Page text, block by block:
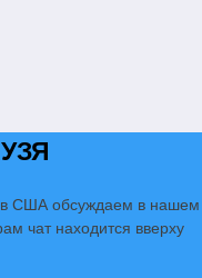
в США обсуждаем в нашем
чат находится вверху